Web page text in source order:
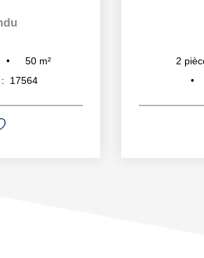
50 m²
17564
2